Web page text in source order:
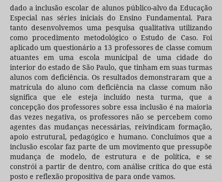
dado a inclusão escolar de alunos público-alvo da Educação
Especial nas séries iniciais do Ensino Fundamental. Para
tanto desenvolvemos uma pesquisa qualitativa utilizando
como procedimento metodológico o Estudo de Caso. Foi
aplicado um questionário a 13 professores de classe comum
atuantes em uma escola municipal de uma cidade do
interior do estado de São Paulo, que tinham em suas turmas
alunos com deficiência. Os resultados demonstraram que a
matrícula do aluno com deficiência na classe comum não
significa que ele esteja incluído nesta turma, que a
concepção dos professores sobre essa inclusão é na maioria
das vezes negativa, os professores não se percebem como
agentes das mudanças necessárias, reivindicam formação,
apoio estrutural, pedagógico e humano. Concluímos que a
inclusão escolar faz parte de um movimento que pressupõe
mudança de modelo, de estrutura e de política, e se
constrói a partir de dentro, com análise crítica do que está
posto e reflexão propositiva de para onde vamos.